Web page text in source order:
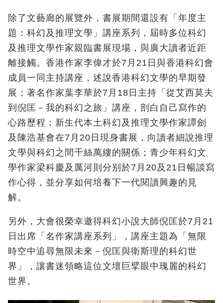
除了文藝廊的展覽外，書展期間還設有「年度主
題：科幻及推理文學」講座系列，屆時多位科幻
及推理文學作家親臨書展現場，與廣大讀者近距
離接觸。香港作家李偉才於7月21日與香港科幻會
成員一同主持講座，述說香港科幻文學的早期發
展；著名作家葉李華於7月18日主持「從艾西莫夫
到倪匡－我的科幻之旅」講座，剖白自己寫作的
心路歷程；新生代本土科幻及推理文學作家譚劍
及陳浩基會在7月20日現身書展，向讀者細說推理
文學與科幻之間千絲萬縷的關係；青少年科幻文
學作家梁科慶及厲河則分别於7月20及21日暢談寫
作心得，並分享如何培養下一代閱讀興趣的見
解。
另外，大會很榮幸邀得科幻小說大師倪匡於7月21
日出席「名作家講座系列」，講座主題為「無限
時空中追尋無限未來－倪匡與衛斯理的科幻世
界」，讓書迷領略這位文壇巨擘眼中瑰麗的科幻
世界。